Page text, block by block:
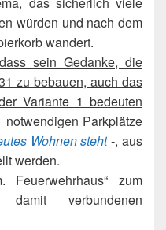
würden und nach dem
wandert.
dass sein Gedanke, die
zu bebauen, auch das
Variante 1 bedeuten
notwendigen Parkplätze
Wohnen steht-, aus
werden.
Feuerwehrhaus“ zum
verbundenen